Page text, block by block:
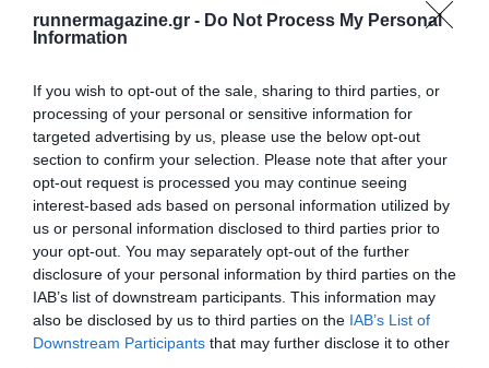
runnermagazine.gr - Do Not Process My Personal
Information
If you wish to opt-out of the sale, sharing to third parties, or
processing of your personal or sensitive information for
targeted advertising by us, please use the below opt-out
section to confirm your selection. Please note that after your
opt-out request is processed you may continue seeing
interest-based ads based on personal information utilized by
us or personal information disclosed to third parties prior to
your opt-out. You may separately opt-out of the further
disclosure of your personal information by third parties on the
IAB’s list of downstream participants. This information may
also be disclosed by us to third parties on the IAB’s List of
Downstream Participants that may further disclose it to other